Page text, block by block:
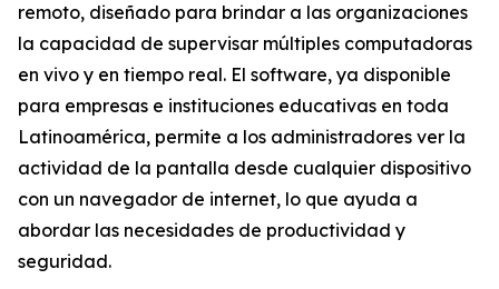
remoto, diseñado para brindar a las organizaciones
la capacidad de supervisar múltiples computadoras
en vivo y en tiempo real. El software, ya disponible
para empresas e instituciones educativas en toda
Latinoamérica, permite a los administradores ver la
actividad de la pantalla desde cualquier dispositivo
con un navegador de internet, lo que ayuda a
abordar las necesidades de productividad y
seguridad.